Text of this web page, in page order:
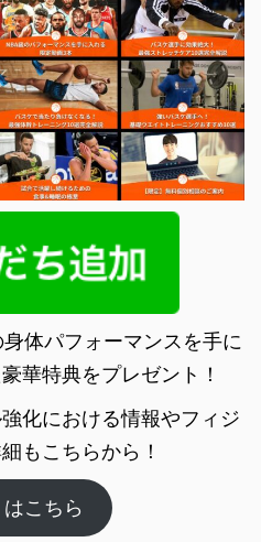
体パフォーマンスを手に
華特典をプレゼント！
化における情報やフィジ
もこちらから！
こちら